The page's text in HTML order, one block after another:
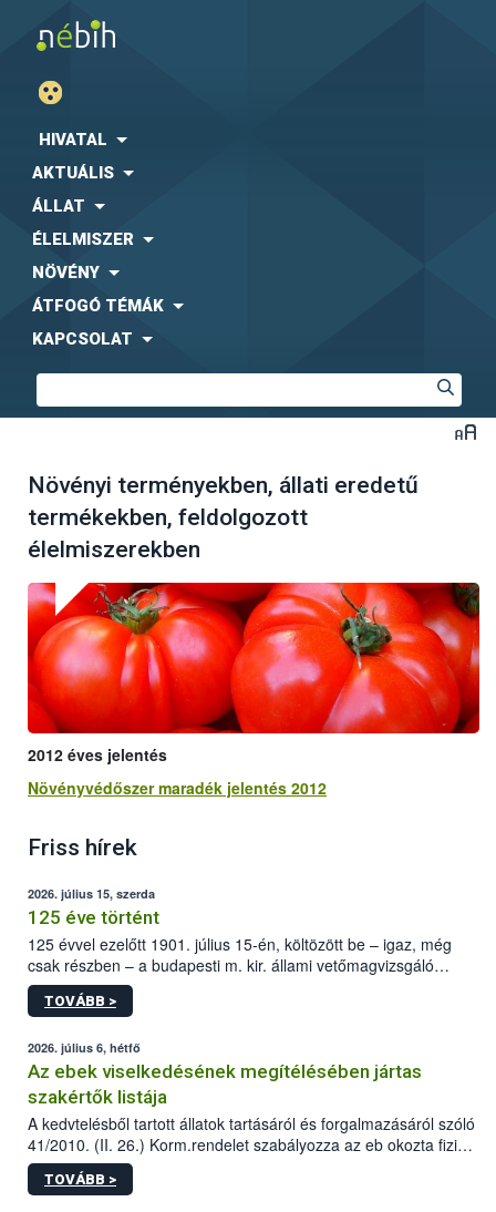
HIVATAL
AKTUÁLIS
ÁLLAT
ÉLELMISZER
NÖVÉNY
ÁTFOGÓ TÉMÁK
KAPCSOLAT
Növényi terményekben, állati eredetű
termékekben, feldolgozott
élelmiszerekben
2012 éves jelentés
Növényvédőszer maradék jelentés 2012
Friss hírek
2026. július 15, szerda
125 éve történt
125 évvel ezelőtt 1901. július 15-én, költözött be – igaz, még
csak részben – a budapesti m. kir. állami vetőmagvizsgáló
állomás a Kis Rókus utca 15. szám alatti, Czigler Győző által
tervezett új épületébe.
TOVÁBB >
2026. július 6, hétfő
Az ebek viselkedésének megítélésében jártas
szakértők listája
A kedvtelésből tartott állatok tartásáról és forgalmazásáról szóló
41/2010. (II. 26.) Korm.rendelet szabályozza az eb okozta fizikai
sérülés, illetve ennek veszélye keletkezésekor felmerülő
hatósági feladatokat, valamint a veszélyes eb tartását és annak
TOVÁBB >